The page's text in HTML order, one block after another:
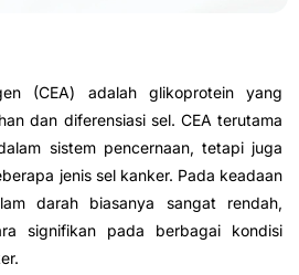
(CEA) adalah glikoprotein yang
dan diferensiasi sel. CEA terutama
sistem pencernaan, tetapi juga
jenis sel kanker. Pada keadaan
darah biasanya sangat rendah,
signifikan pada berbagai kondisi